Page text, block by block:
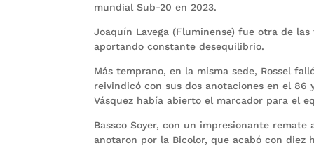
mundial Sub-20 en 2023.
Joaquín Lavega (Fluminense) fue otra de
aportando constante desequilibrio.
Más temprano, en la misma sede, Rossel
reivindicó con sus dos anotaciones en el
Vásquez había abierto el marcador para el
Bassco Soyer, con un impresionante
anotaron por la Bicolor, que acabó con diez